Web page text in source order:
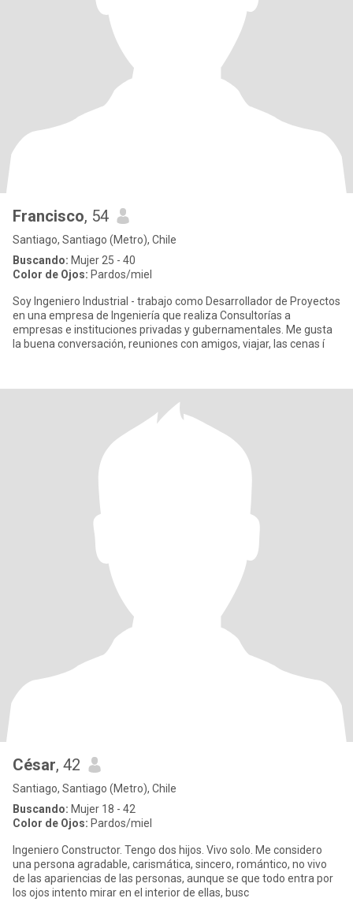
Francisco, 54
Santiago, Santiago (Metro), Chile
Buscando: Mujer 25 - 40
Color de Ojos: Pardos/miel
Soy Ingeniero Industrial - trabajo como Desarrollador de Proyectos
en una empresa de Ingeniería que realiza Consultorías a
empresas e instituciones privadas y gubernamentales. Me gusta
la buena conversación, reuniones con amigos, viajar, las cenas í
César, 42
Santiago, Santiago (Metro), Chile
Buscando: Mujer 18 - 42
Color de Ojos: Pardos/miel
Ingeniero Constructor. Tengo dos hijos. Vivo solo. Me considero
una persona agradable, carismática, sincero, romántico, no vivo
de las apariencias de las personas, aunque se que todo entra por
los ojos intento mirar en el interior de ellas, busc